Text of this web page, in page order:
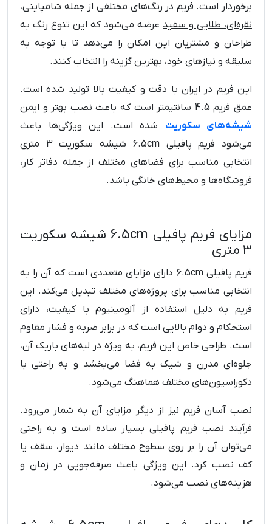
برخوردار است. فریم در رنگ‌های مختلفی از جمله شامپاینی،
نقره‌ای، طلایی و سفید عرضه می‌شود که این تنوع رنگ به
طراحان و مشتریان این امکان را می‌دهد تا با توجه به
سلیقه و نیازهای خود، بهترین گزینه را انتخاب کنند.
این فریم در ایران با دقت و کیفیت بالا تولید شده است.
عمق فریم 4.5 سانتیمتر است که باعث نصب بهتر و ایمن
شیشه‌های سکوریت شده است. این ویژگی‌ها باعث
می‌شود فریم پافیلی 6.5cm شیشه سکوریت 3 متری
انتخابی مناسب برای فضاهای مختلف از جمله دفاتر کار،
فروشگاه‌ها و محیط‌های خانگی باشد.
مزایای فریم پافیلی 6.5cm شیشه سکوریت
3 متری
فریم پافیلی 6.5cm دارای مزایای متعددی است که آن را به
انتخابی مناسب برای پروژه‌های مختلف تبدیل می‌کند. این
فریم به دلیل استفاده از آلومینیوم با کیفیت، دارای
استحکام و دوام بالایی است که در برابر ضربه و فشار مقاوم
است. طراحی خاص این فریم، به ویژه در لبه‌های باریک آن،
جلوه‌ای مدرن و شیک به فضا می‌بخشد و به راحتی با
دکوراسیون‌های مختلف هماهنگ می‌شود.
نصب آسان فریم نیز از دیگر مزایای آن به شمار می‌رود.
فرآیند نصب فریم پافیلی بسیار ساده است و به راحتی
می‌توان آن را بر روی سطوح مختلف مانند دیوار، سقف یا
کف نصب کرد. این ویژگی باعث صرفه‌جویی در زمان و
هزینه‌های نصب می‌شود.